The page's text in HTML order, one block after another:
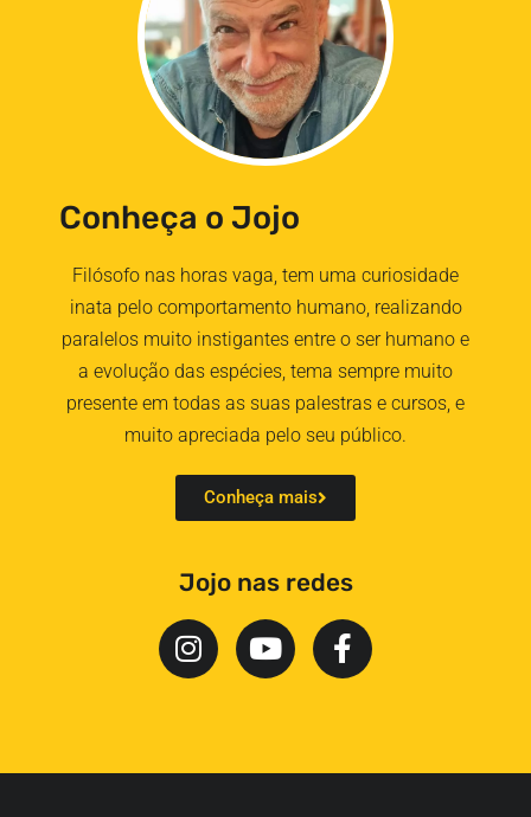
Conheça o Jojo
Filósofo nas horas vaga, tem uma curiosidade
inata pelo comportamento humano, realizando
paralelos muito instigantes entre o ser humano e
a evolução das espécies, tema sempre muito
presente em todas as suas palestras e cursos, e
muito apreciada pelo seu público.
Conheça mais
Jojo nas redes